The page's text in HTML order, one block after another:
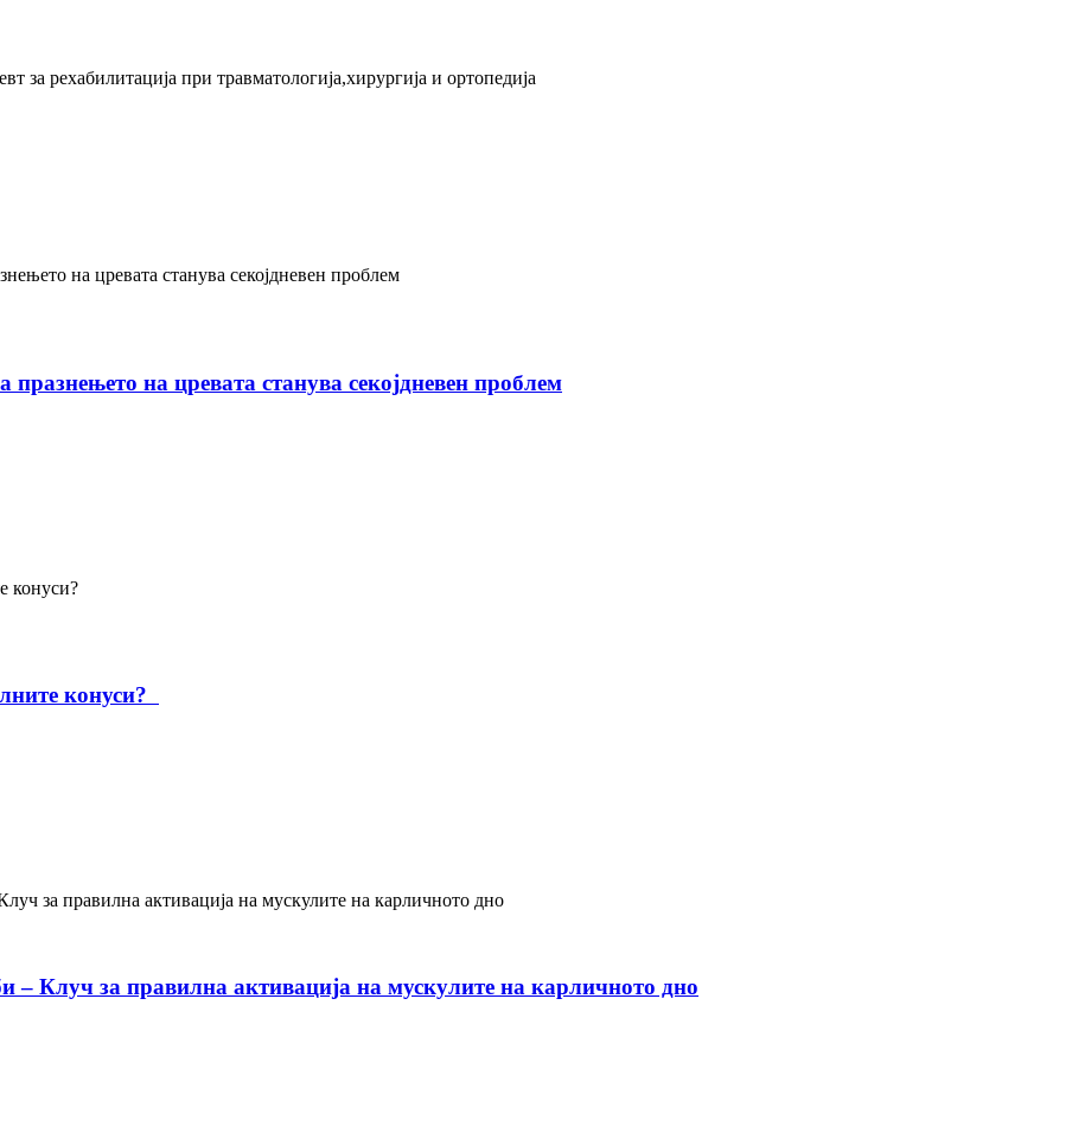
рехабилитација при травматологија,хирургија и ортопедија
на цревата станува секојдневен проблем
конуси?
– Клуч за правилна активација на мускулите на карличното дно